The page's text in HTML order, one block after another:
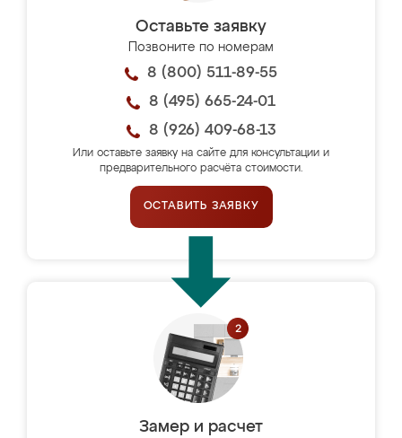
Оставьте заявку
Позвоните по номерам
8 (800) 511-89-55
8 (495) 665-24-01
8 (926) 409-68-13
Или оставьте заявку на сайте для консультации и
предварительного расчёта стоимости.
ОСТАВИТЬ ЗАЯВКУ
Замер и расчет